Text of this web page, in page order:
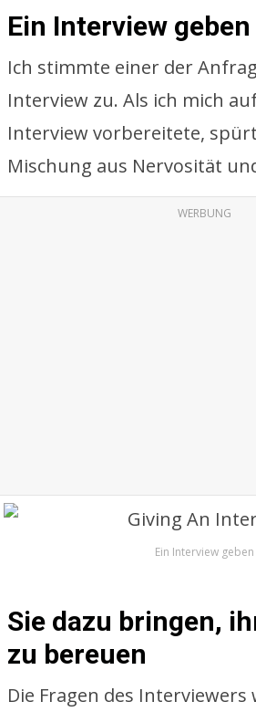
Ein Interview geben
Ich stimmte einer der
Interview zu. Als ich mich
Interview vorbereitete,
Mischung aus Nervosität
WERBUNG
Ein Interview geben
Sie dazu bringen,
zu bereuen
Die Fragen des